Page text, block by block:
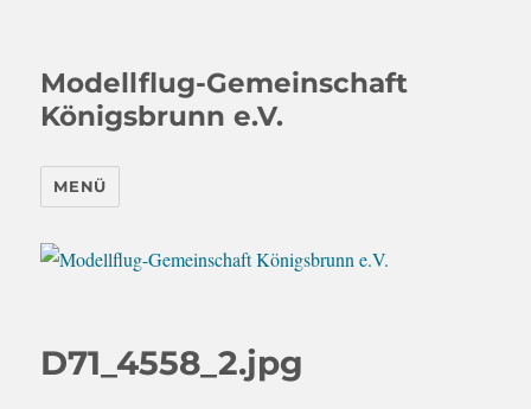
Modellflug-Gemeinschaft
Königsbrunn e.V.
MENÜ
D71_4558_2.jpg